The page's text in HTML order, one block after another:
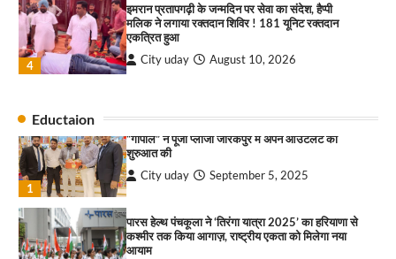
4
इमरान प्रतापगढ़ी के जन्मदिन पर सेवा का संदेश, हैप्पी
मलिक ने लगाया रक्तदान शिविर ! 181 यूनिट रक्तदान
एकत्रित हुआ
City uday August 10, 2026
1
City uday August 10, 2026
2
*नगर निगम चुनाव से पहले चंडीगढ़ कांग्रेस का संगठन
मंथन
City uday August 10, 2026
Eductaion
राहुल गाँधी ने खाई है वैश्विक मंच पर भारत को कमजोर करने
की कसम: देवशाली
City uday
1
“गोपाल” ने पूजा प्लाजा जीरकपुर में अपने आउटलेट की
शुरुआत की
City uday September 5, 2025
पारस हेल्थ पंचकूला ने ‘तिरंगा यात्रा 2025’ का हरियाणा से
कश्मीर तक किया आगाज़, राष्ट्रीय एकता को मिलेगा नया
आयाम